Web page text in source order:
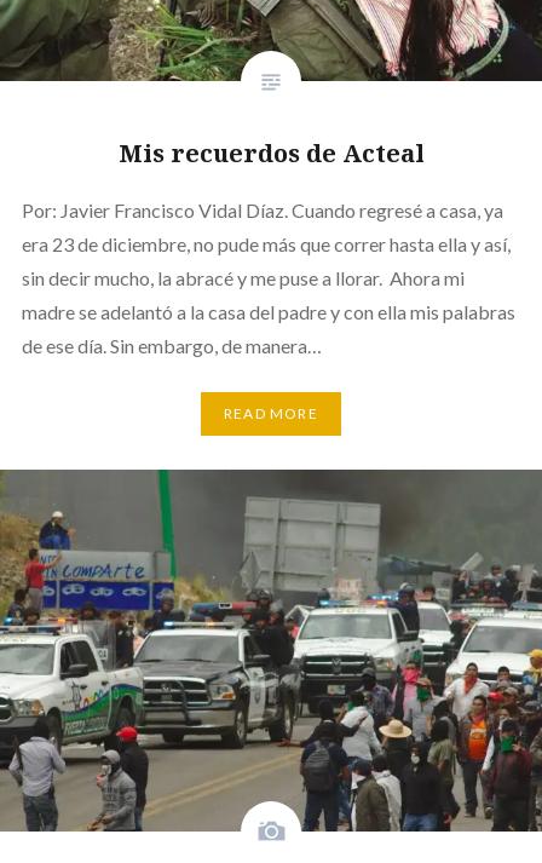
Mis recuerdos de Acteal
Por: Javier Francisco Vidal Díaz. Cuando regresé a casa, ya
era 23 de diciembre, no pude más que correr hasta ella y así,
sin decir mucho, la abracé y me puse a llorar. Ahora mi
madre se adelantó a la casa del padre y con ella mis palabras
de ese día. Sin embargo, de manera…
READ MORE